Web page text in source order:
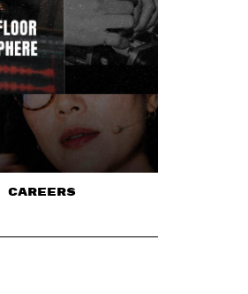
CAREERS